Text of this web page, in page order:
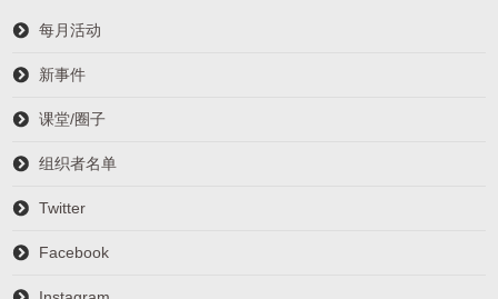
每月活动
新事件
课堂/圈子
组织者名单
Twitter
Facebook